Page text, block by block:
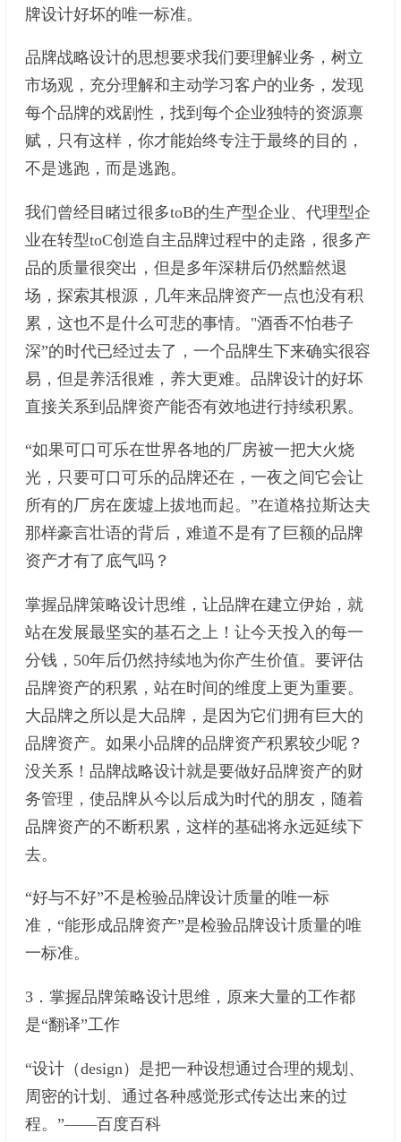
牌设计好坏的唯一标准。
品牌战略设计的思想要求我们要理解业务，树立
市场观，充分理解和主动学习客户的业务，发现
每个品牌的戏剧性，找到每个企业独特的资源禀
赋，只有这样，你才能始终专注于最终的目的，
不是逃跑，而是逃跑。
我们曾经目睹过很多toB的生产型企业、代理型企
业在转型toC创造自主品牌过程中的走路，很多产
品的质量很突出，但是多年深耕后仍然黯然退
场，探索其根源，几年来品牌资产一点也没有积
累，这也不是什么可悲的事情。"酒香不怕巷子
深”的时代已经过去了，一个品牌生下来确实很容
易，但是养活很难，养大更难。品牌设计的好坏
直接关系到品牌资产能否有效地进行持续积累。
“如果可口可乐在世界各地的厂房被一把大火烧
光，只要可口可乐的品牌还在，一夜之间它会让
所有的厂房在废墟上拔地而起。”在道格拉斯达夫
那样豪言壮语的背后，难道不是有了巨额的品牌
资产才有了底气吗？
掌握品牌策略设计思维，让品牌在建立伊始，就
站在发展最坚实的基石之上！让今天投入的每一
分钱，50年后仍然持续地为你产生价值。要评估
品牌资产的积累，站在时间的维度上更为重要。
大品牌之所以是大品牌，是因为它们拥有巨大的
品牌资产。如果小品牌的品牌资产积累较少呢？
没关系！品牌战略设计就是要做好品牌资产的财
务管理，使品牌从今以后成为时代的朋友，随着
品牌资产的不断积累，这样的基础将永远延续下
去。
“好与不好”不是检验品牌设计质量的唯一标
准，“能形成品牌资产”是检验品牌设计质量的唯
一标准。
3．掌握品牌策略设计思维，原来大量的工作都
是“翻译”工作
“设计（design）是把一种设想通过合理的规划、
周密的计划、通过各种感觉形式传达出来的过
程。”——百度百科